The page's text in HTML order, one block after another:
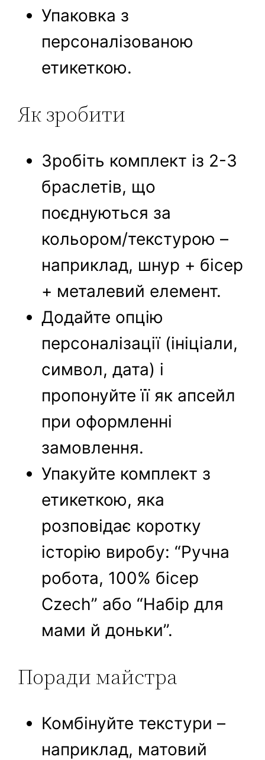
Упаковка з
персоналізованою
етикеткою.
Як зробити
Зробіть комплект із 2-3
браслетів, що
поєднуються за
кольором/текстурою –
наприклад, шнур + бісер
+ металевий елемент.
Додайте опцію
персоналізації (ініціали,
символ, дата) і
пропонуйте її як апсейл
при оформленні
замовлення.
Упакуйте комплект з
етикеткою, яка
розповідає коротку
історію виробу: “Ручна
робота, 100% бісер
Czech” або “Набір для
мами й доньки”.
Поради майстра
Комбінуйте текстури –
наприклад, матовий